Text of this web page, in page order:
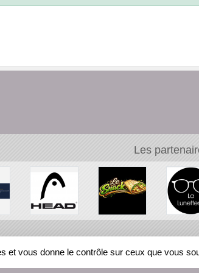
Les
et vous donne le contrôle sur ceux que vous